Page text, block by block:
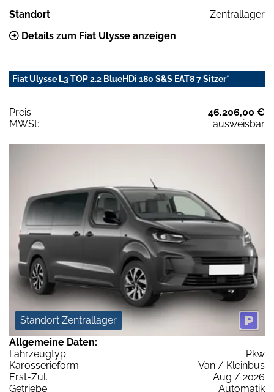
Standort
Zentrallager
Details zum Fiat Ulysse anzeigen
Fiat Ulysse L3 TOP 2.2 BlueHDi 180 S&S EAT8 7 Sitzer*
Preis:
46.206,00 €
MWSt:
ausweisbar
Standort Zentrallager
Allgemeine Daten:
Fahrzeugtyp
Pkw
Karosserieform
Van / Kleinbus
Erst-Zul.
Aug / 2026
Getriebe
Automatik